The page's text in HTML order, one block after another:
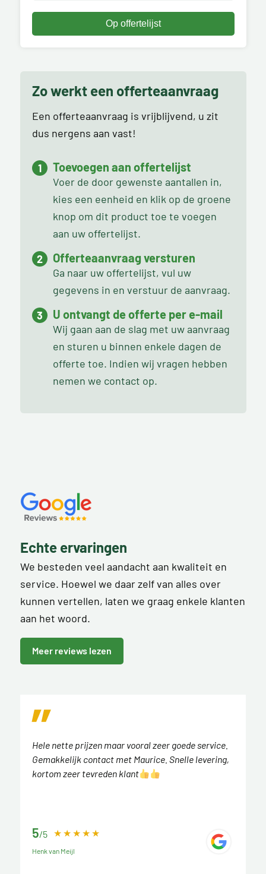
Zo werkt een offerteaanvraag
Een offerteaanvraag is vrijblijvend, u zit
dus nergens aan vast!
Toevoegen aan offertelijst
Voer de door gewenste aantallen in,
kies een eenheid en klik op de groene
knop om dit product toe te voegen
aan uw offertelijst.
Offerteaanvraag versturen
Ga naar uw offertelijst, vul uw
gegevens in en verstuur de aanvraag.
U ontvangt de offerte per e-mail
Wij gaan aan de slag met uw aanvraag
en sturen u binnen enkele dagen de
offerte toe. Indien wij vragen hebben
nemen we contact op.
Echte ervaringen
We besteden veel aandacht aan kwaliteit en
service. Hoewel we daar zelf van alles over
kunnen vertellen, laten we graag enkele klanten
aan het woord.
Meer reviews lezen
Hele nette prijzen maar vooral zeer goede service.
Gemakkelijk contact met Maurice. Snelle levering,
kortom zeer tevreden klant
5/5
Henk van Meijl